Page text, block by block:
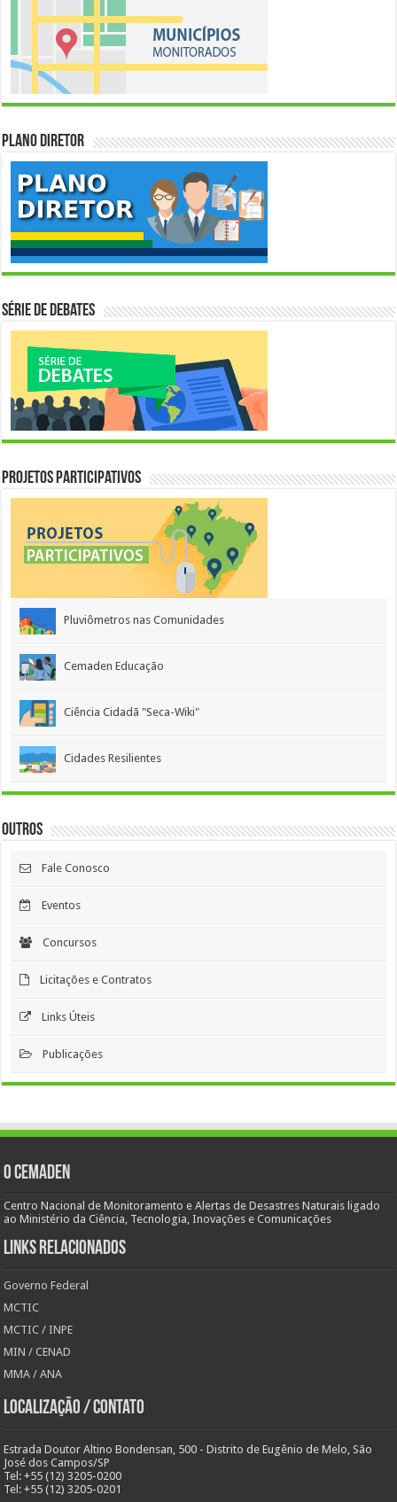
Plano Diretor
Série de Debates
Projetos Participativos
Pluviômetros nas Comunidades
Cemaden Educação
Ciência Cidadã "Seca-Wiki"
Cidades Resilientes
Outros
Fale Conosco
Eventos
Concursos
Licitações e Contratos
Links Úteis
Publicações
O Cemaden
Centro Nacional de Monitoramento e Alertas de Desastres Naturais ligado
ao Ministério da Ciência, Tecnologia, Inovações e Comunicações
Links Relacionados
Governo Federal
MCTIC
MCTIC / INPE
MIN / CENAD
MMA / ANA
Localização / Contato
Estrada Doutor Altino Bondensan, 500 - Distrito de Eugênio de Melo, São
José dos Campos/SP
Tel: +55 (12) 3205-0200
Tel: +55 (12) 3205-0201